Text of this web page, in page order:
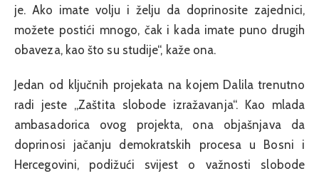
je. Ako imate volju i želju da doprinosite zajednici,
možete postići mnogo, čak i kada imate puno drugih
obaveza, kao što su studije“, kaže ona.
Jedan od ključnih projekata na kojem Dalila trenutno
radi jeste „Zaštita slobode izražavanja“. Kao mlada
ambasadorica ovog projekta, ona objašnjava da
doprinosi jačanju demokratskih procesa u Bosni i
Hercegovini, podižući svijest o važnosti slobode